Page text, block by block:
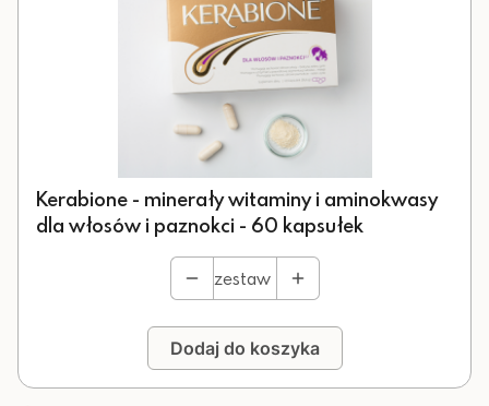
Kerabione - minerały witaminy i aminokwasy
dla włosów i paznokci - 60 kapsułek
zestaw
Dodaj do koszyka